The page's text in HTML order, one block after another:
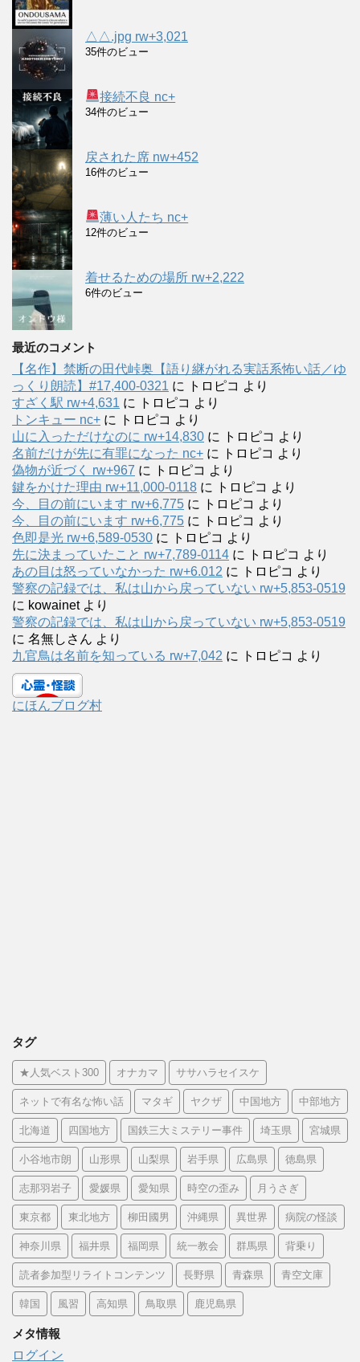
△△.jpg rw+3,021
35件のビュー
接続不良 nc+
34件のビュー
戻された席 nw+452
16件のビュー
薄い人たち nc+
12件のビュー
着せるための場所 rw+2,222
6件のビュー
最近のコメント
【名作】禁断の田代峠奥【語り継がれる実話系怖い話／ゆ
っくり朗読】#17,400-0321 に トロピコ より
すざく駅 rw+4,631 に トロピコ より
トンキュー nc+ に トロピコ より
山に入っただけなのに rw+14,830 に トロピコ より
名前だけが先に有罪になった nc+ に トロピコ より
偽物が近づく rw+967 に トロピコ より
鍵をかけた理由 rw+11,000-0118 に トロピコ より
今、目の前にいます rw+6,775 に トロピコ より
今、目の前にいます rw+6,775 に トロピコ より
色即是光 rw+6,589-0530 に トロピコ より
先に決まっていたこと rw+7,789-0114 に トロピコ より
あの目は怒っていなかった rw+6.012 に トロピコ より
警察の記録では、私は山から戻っていない rw+5,853-0519
に kowainetより
警察の記録では、私は山から戻っていない rw+5,853-0519
に 名無しさん より
九官鳥は名前を知っている rw+7,042 に トロピコ より
にほんブログ村
タグ
★人気ベスト300 オナカマ ササハラセイスケ
ネットで有名な怖い話 マタギ ヤクザ 中国地方 中部地方
北海道 四国地方 国鉄三大ミステリー事件 埼玉県 宮城県
小谷地市朗 山形県 山梨県 岩手県 広島県 徳島県
志那羽岩子 愛媛県 愛知県 時空の歪み 月うさぎ
東京都 東北地方 柳田國男 沖縄県 異世界 病院の怪談
神奈川県 福井県 福岡県 統一教会 群馬県 背乗り
読者参加型リライトコンテンツ 長野県 青森県 青空文庫
韓国 風習 高知県 鳥取県 鹿児島県
メタ情報
ログイン